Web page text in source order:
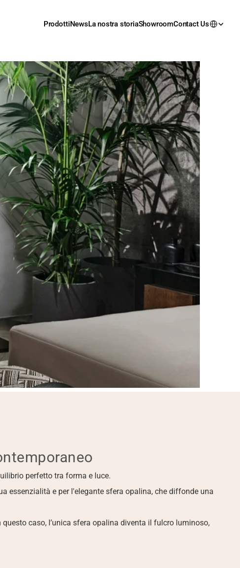
perfetto tra forma e luce.
essenzialità e per l'elegante sfera opalina, che diffonde una
questo caso, l’unica sfera opalina diventa il fulcro luminoso,
ProdottiNewsLa nostra storiaShowroomContact Us